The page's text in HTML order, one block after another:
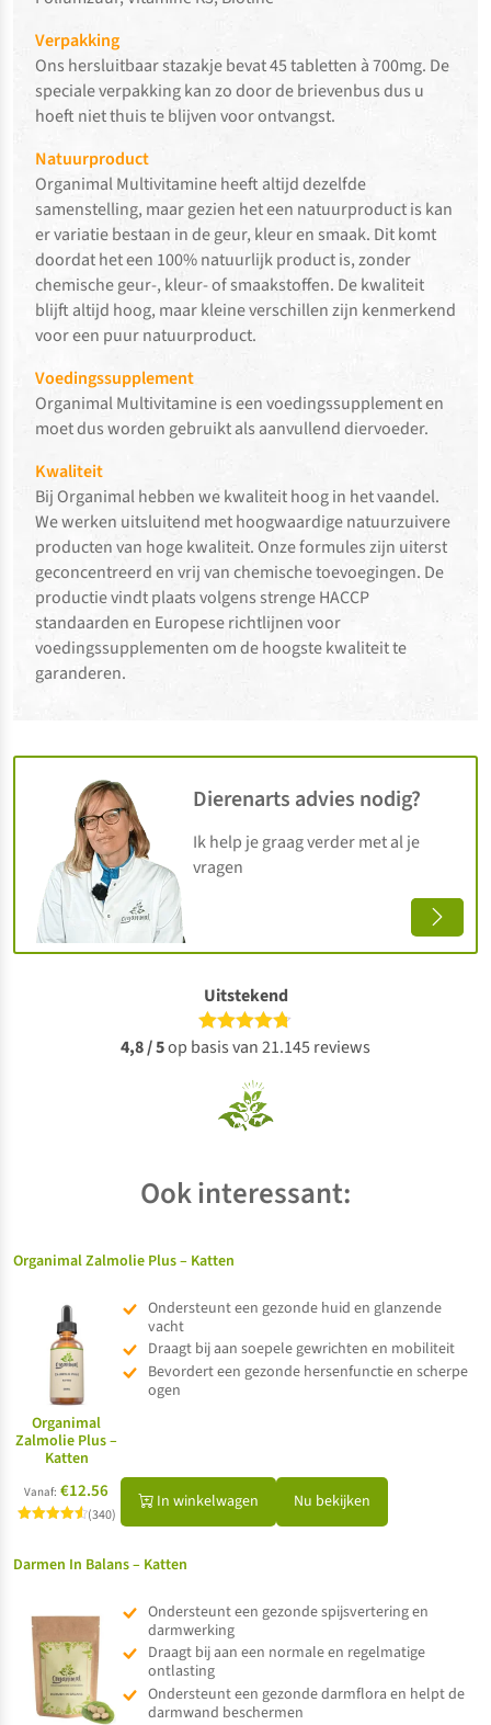
Verpakking
Ons hersluitbaar stazakje bevat 45 tabletten à 700mg. De
speciale verpakking kan zo door de brievenbus dus u
hoeft niet thuis te blijven voor ontvangst.
Natuurproduct
Organimal Multivitamine heeft altijd dezelfde
samenstelling, maar gezien het een natuurproduct is kan
er variatie bestaan in de geur, kleur en smaak. Dit komt
doordat het een 100% natuurlijk product is, zonder
chemische geur-, kleur- of smaakstoffen. De kwaliteit
blijft altijd hoog, maar kleine verschillen zijn kenmerkend
voor een puur natuurproduct.
Voedingssupplement
Organimal Multivitamine is een voedingssupplement en
moet dus worden gebruikt als aanvullend diervoeder.
Kwaliteit
Bij Organimal hebben we kwaliteit hoog in het vaandel.
We werken uitsluitend met hoogwaardige natuurzuivere
producten van hoge kwaliteit. Onze formules zijn uiterst
geconcentreerd en vrij van chemische toevoegingen. De
productie vindt plaats volgens strenge HACCP
standaarden en Europese richtlijnen voor
voedingssupplementen om de hoogste kwaliteit te
garanderen.
Dierenarts advies nodig?
Ik help je graag verder met al je
vragen
Uitstekend
4,8 / 5op basis van 21.145 reviews
Ook interessant:
Organimal Zalmolie Plus – Katten
Organimal
Zalmolie Plus –
Katten
Vanaf: €12.56
(340)
Ondersteunt een gezonde huid en glanzende
vacht
Draagt bij aan soepele gewrichten en mobiliteit
Bevordert een gezonde hersenfunctie en scherpe
ogen
In winkelwagen Nu bekijken
Darmen In Balans – Katten
Ondersteunt een gezonde spijsvertering en
darmwerking
Draagt bij aan een normale en regelmatige
ontlasting
Ondersteunt een gezonde darmflora en helpt de
darmwand beschermen